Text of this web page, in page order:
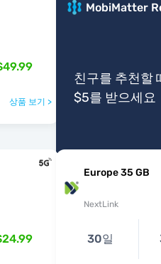
상품 보기 >
MobiMatter
친구를 추천할
$5를 받으세요
Europe 35 GB
NextLink
30일